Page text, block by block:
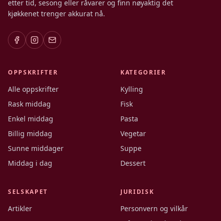
etter tid, sesong eller råvarer og finn nøyaktig det
kjøkkenet trenger akkurat nå.
OPPSKRIFTER
Alle oppskrifter
Rask middag
Enkel middag
Billig middag
Sunne middager
Middag i dag
KATEGORIER
Kylling
Fisk
Pasta
Vegetar
Suppe
Dessert
SELSKAPET
Artikler
JURIDISK
Personvern og vilkår